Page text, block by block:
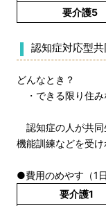
要介護5
認知症対応型共
どんなとき？
・できる限り住み
認知症の人が共同
機能訓練などを受け
●費用のめやす（1日
要介護1